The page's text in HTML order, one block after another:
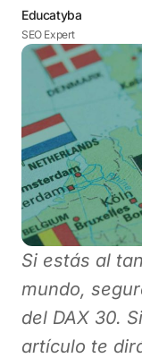
Educatyba
SEO Expert
Si estás al
mundo,
del DAX 30.
artículo te